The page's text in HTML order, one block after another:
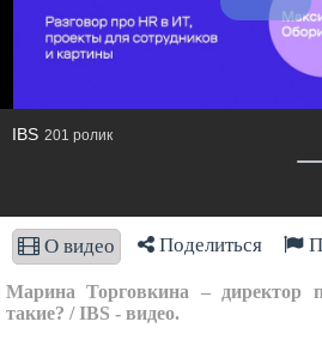
IBS 201 ролик
О видео Поделиться
Марина Торговкина – директор
такие? / IBS - видео.